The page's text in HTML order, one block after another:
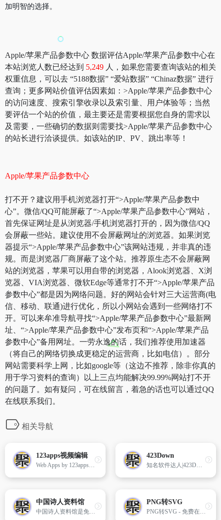
加明智的选择。
Apple/苹果产品参数中心 数据评估Apple/苹果产品参数中心在
本站浏览人数已经达到 5,249 人，如果您需要查询该站的相关
权重信息，可以去 “5188数据” “爱站数据” “Chinaz数据” 进行
查询；更多网站价值评估因素如：>Apple/苹果产品参数中心
的访问速度、搜索引擎收录以及索引量、用户体验等；当然
要评估一个站的价值，最主要还是需要根据您自身的需求以
及需要，一些确切的数据则需要找>Apple/苹果产品参数中心
的站长进行洽谈提供。如该站的IP、PV、跳出率等！
Apple/苹果产品参数中心
打不开？建议用手机浏览器打开“>Apple/苹果产品参数中
心”。微信/QQ可能屏蔽了“>Apple/苹果产品参数中心”网站，
首先保证网址是从浏览器/手机浏览器打开的，因为微信/QQ
会屏蔽一些站。建议使用不会屏蔽网址的浏览器。如果浏览
器提示“>Apple/苹果产品参数中心”该网站违规，并非真的违
规。而是浏览器厂商屏蔽了这个站。推荐原生态不会屏蔽网
站的浏览器，苹果可以用自带的浏览器，Alook浏览器、X浏
览器、VIA浏览器、微软Edge等通常打不开“>Apple/苹果产品
参数中心”都是因为网络问题。好的网站会针对三大运营商(电
信、移动、联通)进行优化，所以小网站会遇到一些网络打不
开。可以来牟准导航寻找“>Apple/苹果产品参数中心”最新网
址、“>Apple/苹果产品参数中心”发布页和“>Apple/苹果产品
参数中心”备用网址。一劳永逸的话，我们推荐使用加速器
（将自己的网络切换成更稳定的运营商，比如电信）。部分
网站需要科学上网，比如google等（这边不推荐，除非你真的
用于学习资料的查询）以上三点均能解决99.99%网站打不开
的问题了。如有疑问，可在线留言，着急的话也可以通过QQ
在线联系我们。
相关导航
123apps视频编辑
Web Apps by 123apps - 编辑、转换、创建
423Down
知名软件达人|423DOWN.COM,更新快、专注去广告类软件输出10年、个人IP品牌软件分享站
中国诗人资料馆
中国诗人资料馆是免费提供中国诗歌作品的网络资料库及在线阅读公益图书馆。收藏有古今中外数万名诗人的数十万首诗歌作品。
PNG转SVG
PNG转SVG - 免费在线转换PNG(Portable Network Graphics)文件到SVG(Scalable Vector Graphics)文件 - 在线转换图像文件。